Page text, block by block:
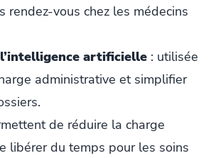
rendez-vous chez les médecins
artificielle : utilisée
administrative et simplifier
de réduire la charge
libérer du temps pour les soins